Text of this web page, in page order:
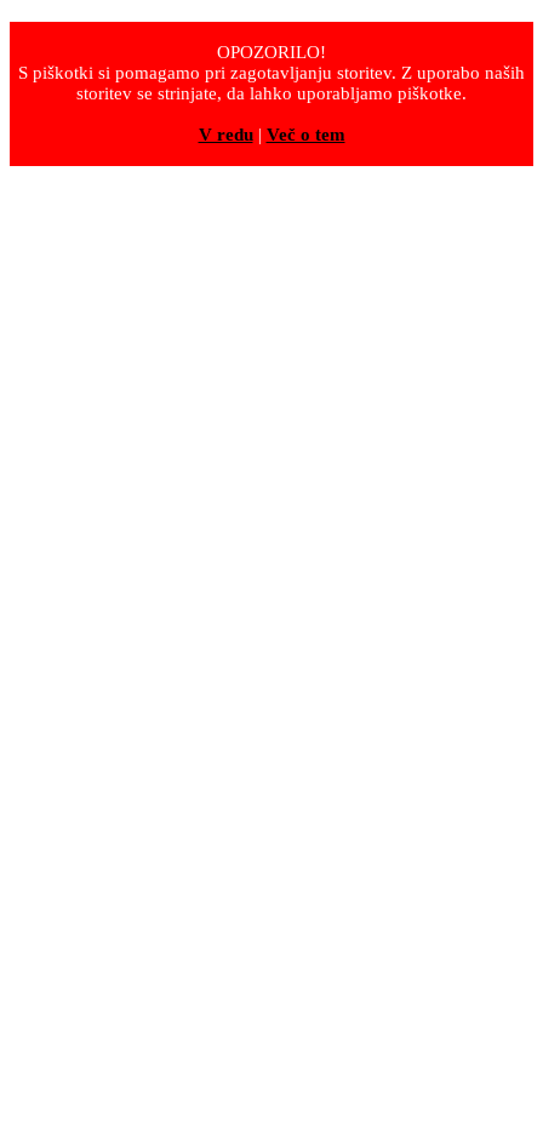
OPOZORILO!
S piškotki si pomagamo pri zagotavljanju storitev. Z uporabo naših
storitev se strinjate, da lahko uporabljamo piškotke.
V redu| Več o tem